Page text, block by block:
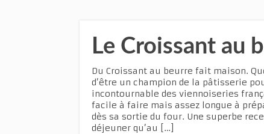
Le Croissant au
Du Croissant au beurre fait maison.
d’être un champion de la pâtisserie
incontournable des viennoiseries
facile à faire mais assez longue à
dès sa sortie du four. Une superbe
déjeuner qu’au […]